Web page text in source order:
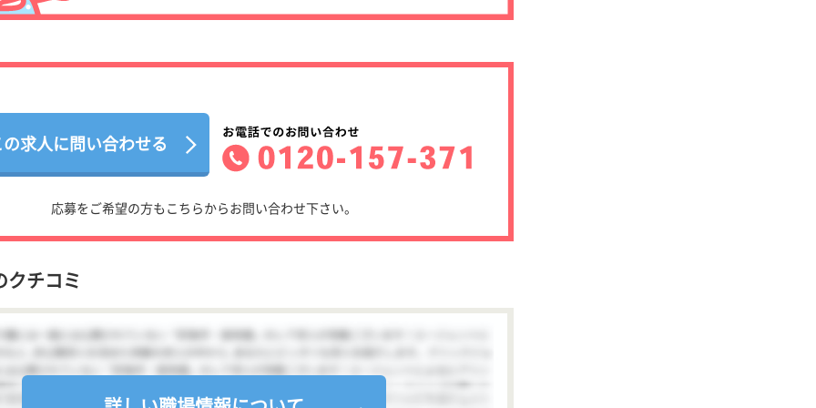
求人に問い合わせる
応募をご希望の方もこちらからお問い合わせ下さい。
クチコミ